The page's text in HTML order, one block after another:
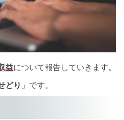
益について報告していきます。
どり 」です。